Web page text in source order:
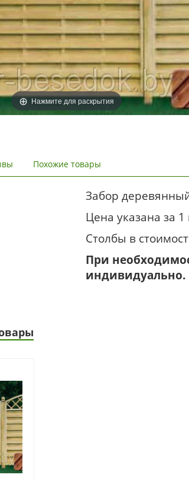
Нажмите для раскрытия
Похожие товары
Забор
Цена указана за 1
Столбы в
При
индивидуально.